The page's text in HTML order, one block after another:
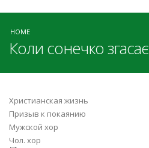
HOME
Коли сонечко згасає
Христианская жизнь
Призыв к покаянию
Мужской хор
Чол. хор